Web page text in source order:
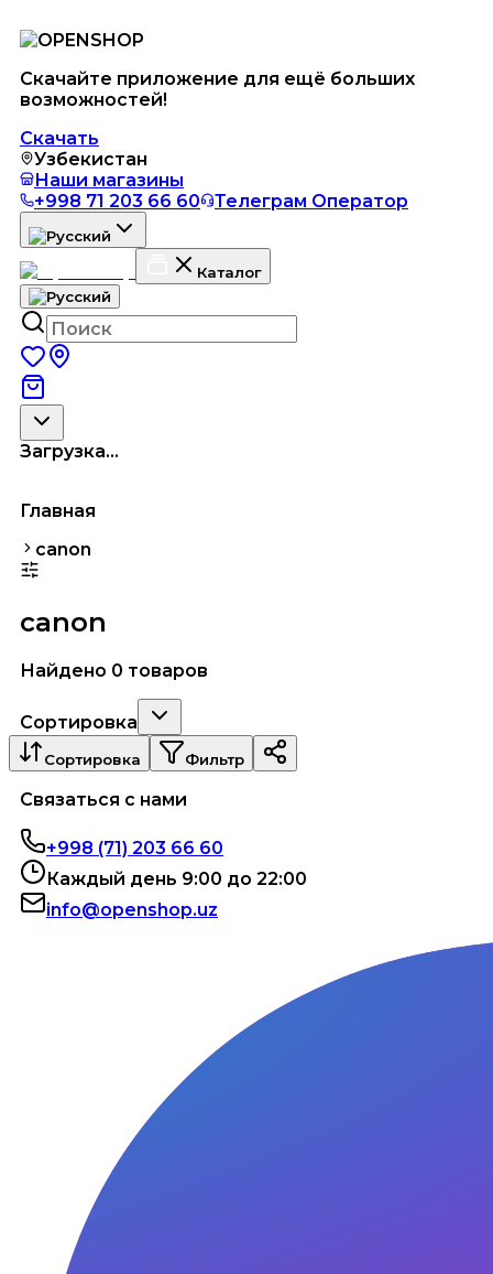
Скачайте приложение для ещё больших
возможностей!
Скачать
Узбекистан
Наши магазины
+998 71 203 66 60
Телеграм Оператор
Каталог
Загрузка...
Главная
canon
canon
Найдено 0 товаров
Сортировка
Сортировка Фильтр
Связаться с нами
+998 (71) 203 66 60
Каждый день 9:00 до 22:00
info@openshop.uz